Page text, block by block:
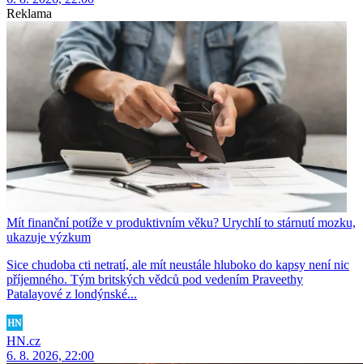
Reklama
Mít finanční potíže v produktivním věku? Urychlí to stárnutí mozku,
ukazuje výzkum
Sice chudoba cti netratí, ale mít neustále hluboko do kapsy není nic
příjemného. Tým britských vědců pod vedením Praveethy
Patalayové z londýnské...
HN.cz
6. 8. 2026, 22:00